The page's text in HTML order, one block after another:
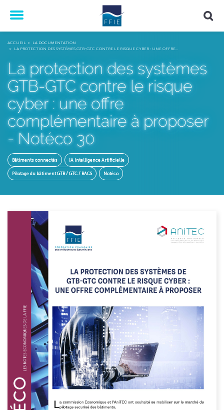
ACCUEIL
LA DOCUMENTATION
LA PROTECTION DES SYSTÈMES GTB-GTC CONTRE LE RISQUE CYBER : UNE OFFRE…
La protection des systèmes
GTB-GTC contre le risque
cyber : une offre
complémentaire à proposer
- Notéco 30
Bâtiments connectés IA Intelligence Artificielle
Pilotage du bâtiment GTB / GTC / BACS Notéco